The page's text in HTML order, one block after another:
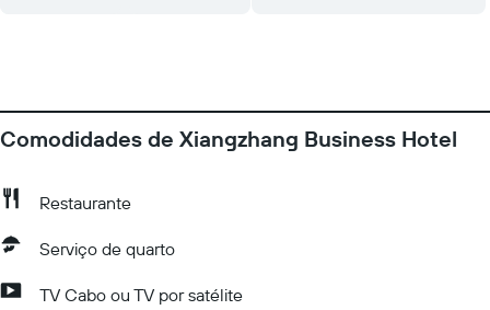
Comodidades de Xiangzhang Business Hotel
Restaurante
Serviço de quarto
TV Cabo ou TV por satélite